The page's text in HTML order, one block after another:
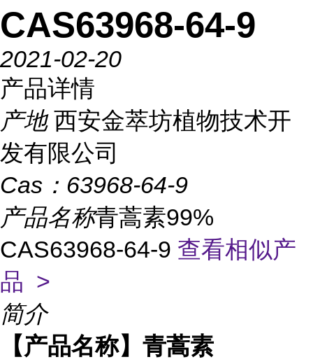
CAS63968-64-9
2021-02-20
产品详情
产地 西安金萃坊植物技术开
发有限公司
Cas： 63968-64-9
产品名称青蒿素99%
CAS63968-64-9 查看相似产
品 >
简介
【产品名称】青蒿素